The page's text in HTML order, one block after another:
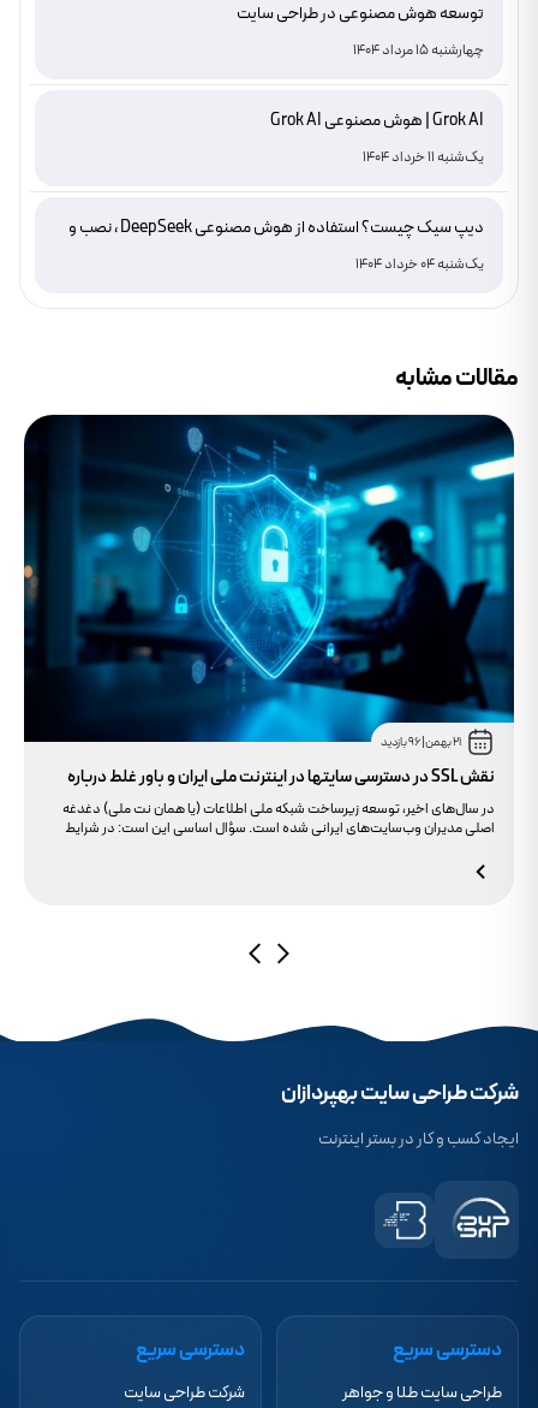
توسعه هوش مصنوعی در طراحی سایت
چهارشنبه 15 مرداد 1404
Grok AI | هوش مصنوعی Grok AI
یک‌شنبه 11 خرداد 1404
دیپ سیک چیست؟ استفاده از هوش مصنوعی DeepSeek ، نصب و
دانلود
یک‌شنبه 04 خرداد 1404
مقالات مشابه
21 بهمن |96 بازدید
نقش SSL در دسترسی سایتها در اینترنت ملی ایران و باور غلط درباره
دامنه های IR
در سال‌های اخیر، توسعه زیرساخت شبکه ملی اطلاعات (یا همان نت ملی) دغدغه
اصلی مدیران وب‌سایت‌های ایرانی شده است. سؤال اساسی این است: در شرایط
شرکت طراحی سایت بهپردازان
ایجاد کسب و کار در بستر اینترنت
دسترسی سریع
طراحی سایت طلا و جواهر
دسترسی سریع
شرکت طراحی سایت